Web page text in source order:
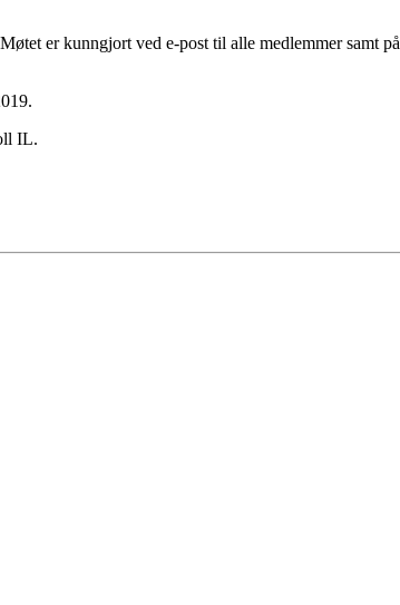
er kunngjort ved e-post til alle medlemmer samt på
IL.